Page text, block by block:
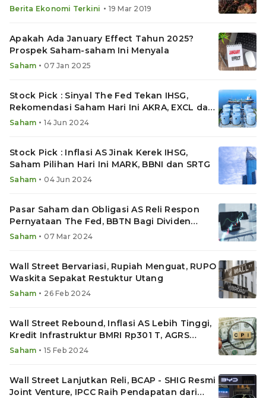
Berita Ekonomi Terkini • 19 Mar 2019
Apakah Ada January Effect Tahun 2025?
Prospek Saham-saham Ini Menyala
Saham • 07 Jan 2025
Stock Pick : Sinyal The Fed Tekan IHSG,
Rekomendasi Saham Hari Ini AKRA, EXCL dan
MARK
Saham • 14 Jun 2024
Stock Pick : Inflasi AS Jinak Kerek IHSG,
Saham Pilihan Hari Ini MARK, BBNI dan SRTG
Saham • 04 Jun 2024
Pasar Saham dan Obligasi AS Reli Respon
Pernyataan The Fed, BBTN Bagi Dividen
Rp700 Miliar
Saham • 07 Mar 2024
Wall Street Bervariasi, Rupiah Menguat, RUPO
Waskita Sepakat Restuktur Utang
Saham • 26 Feb 2024
Wall Street Rebound, Inflasi AS Lebih Tinggi,
Kredit Infrastruktur BMRI Rp301 T, AGRS
Right Issue
Saham • 15 Feb 2024
Wall Street Lanjutkan Reli, BCAP - SHIG Resmi
Joint Venture, IPCC Raih Pendapatan dari